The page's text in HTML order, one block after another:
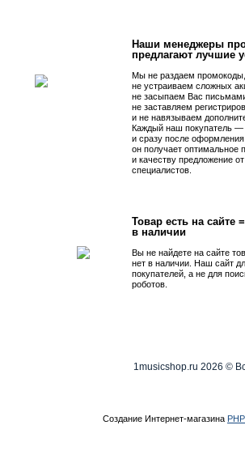
Наши менеджеры
предлагают лучшие
Мы не раздаем промокоды,
не устраиваем сложных
не засыпаем Вас
не заставляем
и не навязываем
Каждый наш покупатель
и сразу после оформления
он получает оптимальное
и качеству предложение
специалистов.
Товар есть на сайте
в наличии
Вы не найдете на сайте
нет в наличии. Наш сайт
покупателей, а не для
роботов.
1musicshop.ru 2026 ©
Создание Интернет-магазина